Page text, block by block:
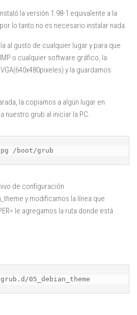
la versión 1.98-1 equivalente a la
lo tanto no es necesario instalar nada.
al gusto de cualquier lugar y para que
o cualquier software gráfico, la
y la guardamos
la copiamos a algún lugar en
nuestro grub al iniciar la PC.
/boot/grub
de configuración
y modificamos la línea que
le agregamos la ruta donde está
05_debian_theme